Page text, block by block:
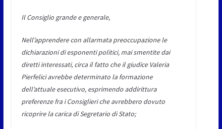
Il Consiglio grande e generale,
Nell’apprendere con allarmata preoccupazione le
dichiarazioni di esponenti politici, mai smentite dai
diretti interessati, circa il fatto che il giudice Valeria
Pierfelici avrebbe determinato la formazione
dell’attuale esecutivo, esprimendo addirittura
preferenze fra i Consiglieri che avrebbero dovuto
ricoprire la carica di Segretario di Stato;